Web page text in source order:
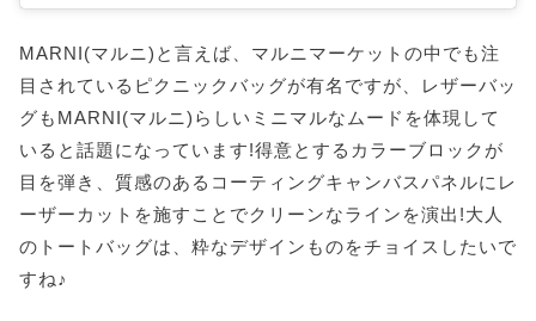
MARNI(マルニ)と言えば、マルニマーケットの中でも注
目されているピクニックバッグが有名ですが、レザーバッ
グもMARNI(マルニ)らしいミニマルなムードを体現して
いると話題になっています!得意とするカラーブロックが
目を弾き、質感のあるコーティングキャンバスパネルにレ
ーザーカットを施すことでクリーンなラインを演出!大人
のトートバッグは、粋なデザインものをチョイスしたいで
すね♪